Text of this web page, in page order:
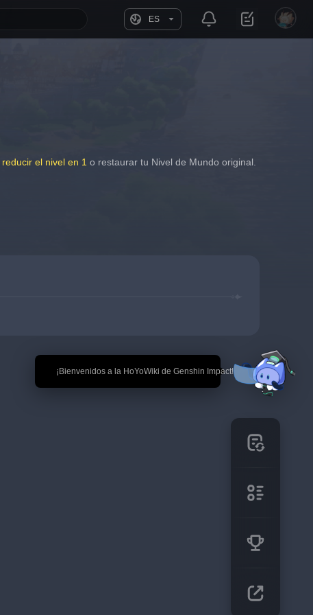
ES
🎉 ¡Bienvenidos a la HoYoWiki de Genshin Impact!
reducir el nivel en 1 o restaurar tu Nivel de Mundo original.